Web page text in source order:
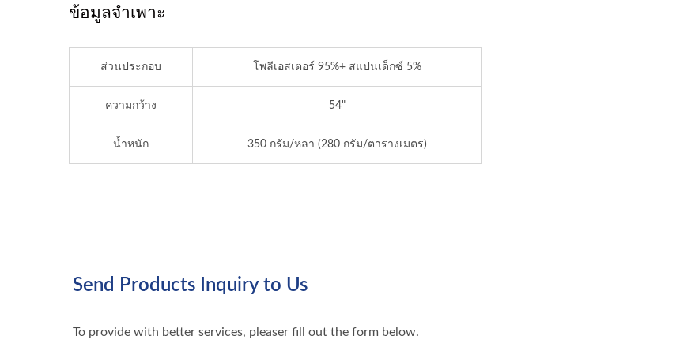
ข้อมูลจำเพาะ
ส่วนประกอบ โพลีเอสเตอร์ 95%+ สแปนเด็กซ์ 5%
ความกว้าง 54"
น้ำหนัก 350 กรัม/หลา (280 กรัม/ตารางเมตร)